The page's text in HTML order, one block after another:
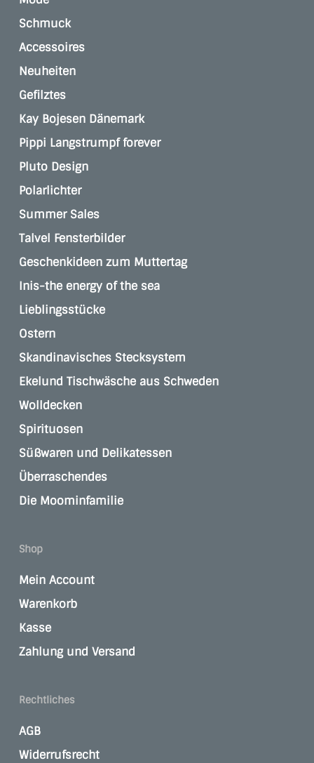
Schmuck
Accessoires
Neuheiten
Gefilztes
Kay Bojesen Dänemark
Pippi Langstrumpf forever
Pluto Design
Polarlichter
Summer Sales
Talvel Fensterbilder
Geschenkideen zum Muttertag
Inis-the energy of the sea
Lieblingsstücke
Ostern
Skandinavisches Stecksystem
Ekelund Tischwäsche aus Schweden
Wolldecken
Spirituosen
Süßwaren und Delikatessen
Überraschendes
Die Moominfamilie
Shop
Mein Account
Warenkorb
Kasse
Zahlung und Versand
Rechtliches
AGB
Widerrufsrecht